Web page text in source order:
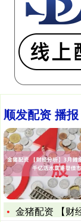
顺发配资 播报
金猪配资 【财经分析】3月摊余债基再